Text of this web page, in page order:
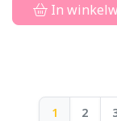
In
1 2